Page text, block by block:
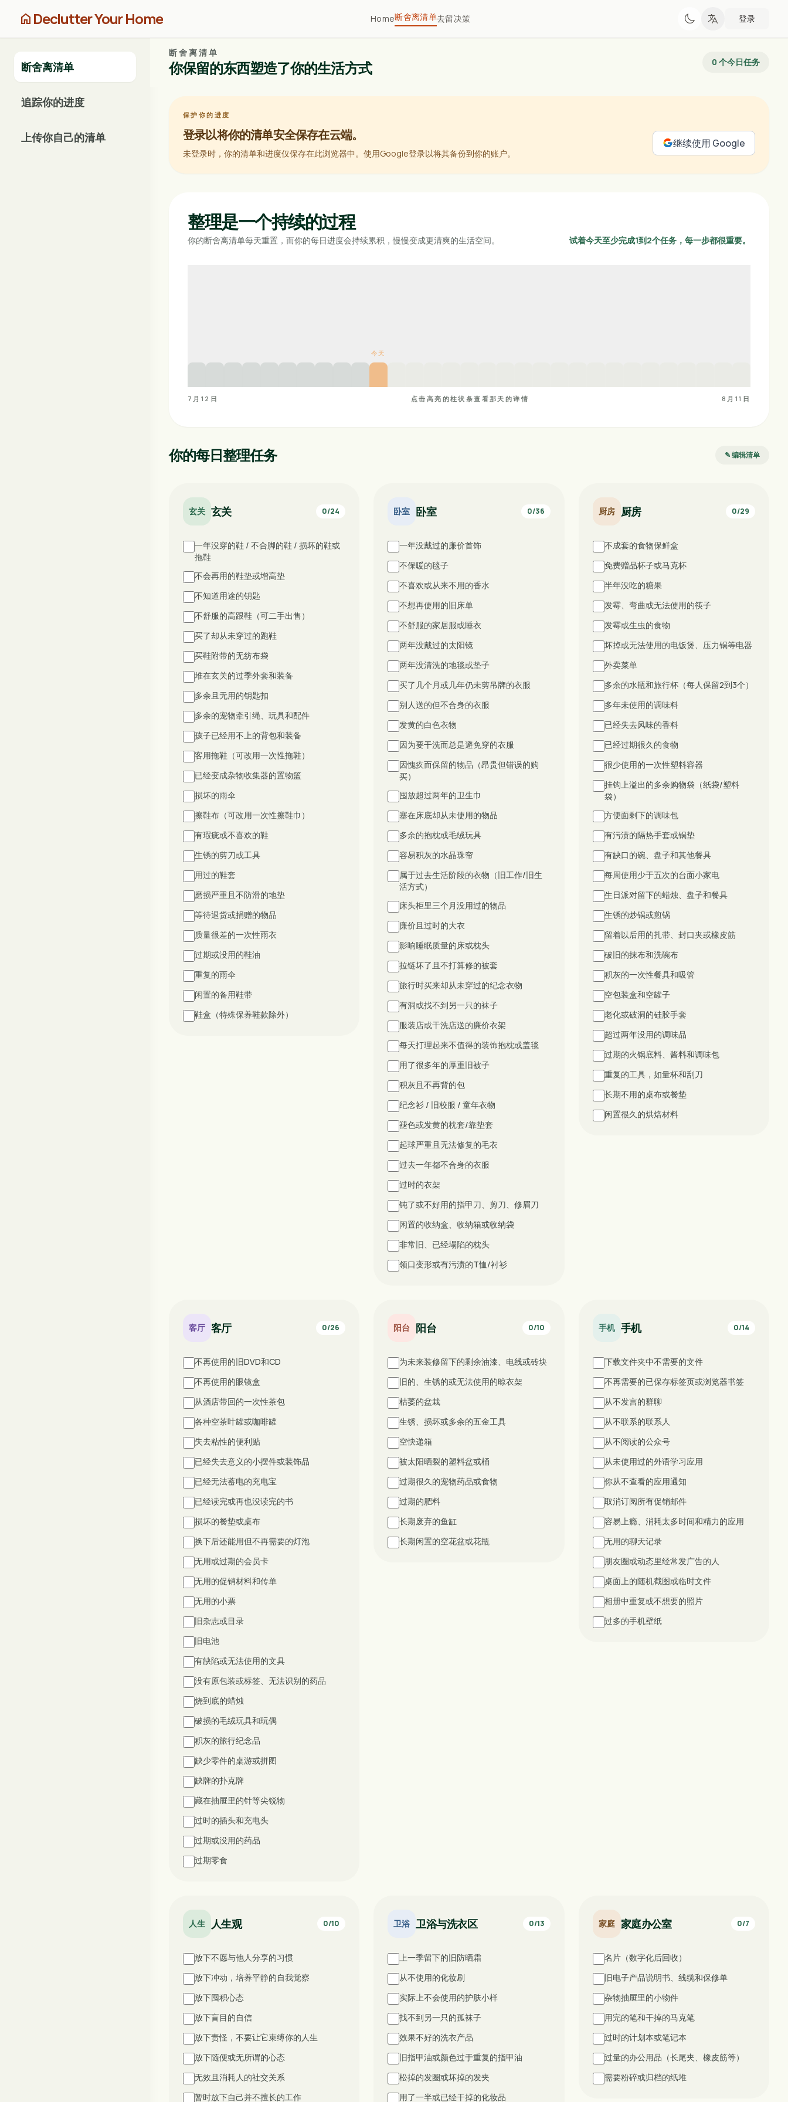
home Declutter Your Home Home断舍离清单去留决策 登录
断舍离清单
追踪你的进度
上传你自己的清单
断舍离清单
你保留的东西塑造了你的生活方式 0 个今日任务
保护你的进度
登录以将你的清单安全保存在云端。
未登录时，你的清单和进度仅保存在此浏览器中。使用Google登录以将其备份到你的账户。
继续使用 Google
整理是一个持续的过程
你的断舍离清单每天重置，而你的每日进度会持续累积，慢慢变成更清爽的生活空间。 试着今天至少完成1到2个任务，每一步都很重要。
今天
7月12日 点击高亮的柱状条查看那天的详情 8月11日
你的每日整理任务 ✎ 编辑清单
玄关 玄关 0/24
一年没穿的鞋 / 不合脚的鞋 / 损坏的鞋或
拖鞋
不会再用的鞋垫或增高垫
不知道用途的钥匙
不舒服的高跟鞋（可二手出售）
买了却从未穿过的跑鞋
买鞋附带的无纺布袋
堆在玄关的过季外套和装备
多余且无用的钥匙扣
多余的宠物牵引绳、玩具和配件
孩子已经用不上的背包和装备
客用拖鞋（可改用一次性拖鞋）
已经变成杂物收集器的置物篮
损坏的雨伞
擦鞋布（可改用一次性擦鞋巾）
有瑕疵或不喜欢的鞋
生锈的剪刀或工具
用过的鞋套
磨损严重且不防滑的地垫
等待退货或捐赠的物品
质量很差的一次性雨衣
过期或没用的鞋油
重复的雨伞
闲置的备用鞋带
鞋盒（特殊保养鞋款除外）
卧室 卧室 0/36
一年没戴过的廉价首饰
不保暖的毯子
不喜欢或从来不用的香水
不想再使用的旧床单
不舒服的家居服或睡衣
两年没戴过的太阳镜
两年没清洗的地毯或垫子
买了几个月或几年仍未剪吊牌的衣服
别人送的但不合身的衣服
发黄的白色衣物
因为要干洗而总是避免穿的衣服
因愧疚而保留的物品（昂贵但错误的购
买）
囤放超过两年的卫生巾
塞在床底却从未使用的物品
多余的抱枕或毛绒玩具
容易积灰的水晶珠帘
属于过去生活阶段的衣物（旧工作/旧生
活方式）
床头柜里三个月没用过的物品
廉价且过时的大衣
影响睡眠质量的床或枕头
拉链坏了且不打算修的被套
旅行时买来却从未穿过的纪念衣物
有洞或找不到另一只的袜子
服装店或干洗店送的廉价衣架
每天打理起来不值得的装饰抱枕或盖毯
用了很多年的厚重旧被子
积灰且不再背的包
纪念衫 / 旧校服 / 童年衣物
褪色或发黄的枕套/靠垫套
起球严重且无法修复的毛衣
过去一年都不合身的衣服
过时的衣架
钝了或不好用的指甲刀、剪刀、修眉刀
闲置的收纳盒、收纳箱或收纳袋
非常旧、已经塌陷的枕头
领口变形或有污渍的T恤/衬衫
厨房 厨房 0/29
不成套的食物保鲜盒
免费赠品杯子或马克杯
半年没吃的糖果
发霉、弯曲或无法使用的筷子
发霉或生虫的食物
坏掉或无法使用的电饭煲、压力锅等电器
外卖菜单
多余的水瓶和旅行杯（每人保留2到3个）
多年未使用的调味料
已经失去风味的香料
已经过期很久的食物
很少使用的一次性塑料容器
挂钩上溢出的多余购物袋（纸袋/塑料
袋）
方便面剩下的调味包
有污渍的隔热手套或锅垫
有缺口的碗、盘子和其他餐具
每周使用少于五次的台面小家电
生日派对留下的蜡烛、盘子和餐具
生锈的炒锅或煎锅
留着以后用的扎带、封口夹或橡皮筋
破旧的抹布和洗碗布
积灰的一次性餐具和吸管
空包装盒和空罐子
老化或破洞的硅胶手套
超过两年没用的调味品
过期的火锅底料、酱料和调味包
重复的工具，如量杯和刮刀
长期不用的桌布或餐垫
闲置很久的烘焙材料
客厅 客厅 0/26
不再使用的旧DVD和CD
不再使用的眼镜盒
从酒店带回的一次性茶包
各种空茶叶罐或咖啡罐
失去粘性的便利贴
已经失去意义的小摆件或装饰品
已经无法蓄电的充电宝
已经读完或再也没读完的书
损坏的餐垫或桌布
换下后还能用但不再需要的灯泡
无用或过期的会员卡
无用的促销材料和传单
无用的小票
旧杂志或目录
旧电池
有缺陷或无法使用的文具
没有原包装或标签、无法识别的药品
烧到底的蜡烛
破损的毛绒玩具和玩偶
积灰的旅行纪念品
缺少零件的桌游或拼图
缺牌的扑克牌
藏在抽屉里的针等尖锐物
过时的插头和充电头
过期或没用的药品
过期零食
阳台 阳台 0/10
为未来装修留下的剩余油漆、电线或砖块
旧的、生锈的或无法使用的晾衣架
枯萎的盆栽
生锈、损坏或多余的五金工具
空快递箱
被太阳晒裂的塑料盆或桶
过期很久的宠物药品或食物
过期的肥料
长期废弃的鱼缸
长期闲置的空花盆或花瓶
手机 手机 0/14
下载文件夹中不需要的文件
不再需要的已保存标签页或浏览器书签
从不发言的群聊
从不联系的联系人
从不阅读的公众号
从未使用过的外语学习应用
你从不查看的应用通知
取消订阅所有促销邮件
容易上瘾、消耗太多时间和精力的应用
无用的聊天记录
朋友圈或动态里经常发广告的人
桌面上的随机截图或临时文件
相册中重复或不想要的照片
过多的手机壁纸
人生 人生观 0/10
放下不愿与他人分享的习惯
放下冲动，培养平静的自我觉察
放下囤积心态
放下盲目的自信
放下责怪，不要让它束缚你的人生
放下随便或无所谓的心态
无效且消耗人的社交关系
暂时放下自己并不擅长的工作
卫浴 卫浴与洗衣区 0/13
上一季留下的旧防晒霜
从不使用的化妆刷
实际上不会使用的护肤小样
找不到另一只的孤袜子
效果不好的洗衣产品
旧指甲油或颜色过于重复的指甲油
松掉的发圈或坏掉的发夹
用了一半或已经干掉的化妆品
家庭 家庭办公室 0/7
名片（数字化后回收）
旧电子产品说明书、线缆和保修单
杂物抽屉里的小物件
用完的笔和干掉的马克笔
过时的计划本或笔记本
过量的办公用品（长尾夹、橡皮筋等）
需要粉碎或归档的纸堆